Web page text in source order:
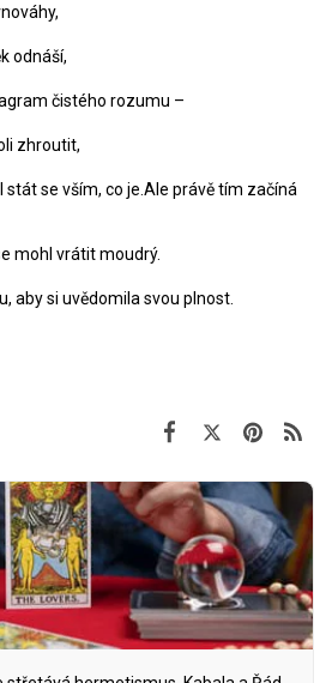
odnáší,
čistého rozumu –
zhroutit,
se vším, co je.Ale právě tím začíná
mohl vrátit moudrý.
aby si uvědomila svou plnost.